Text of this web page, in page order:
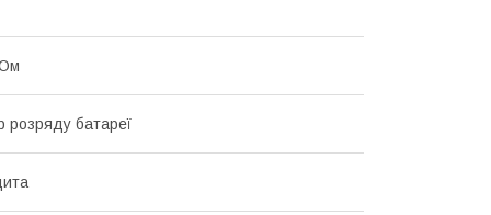
розряду батареї